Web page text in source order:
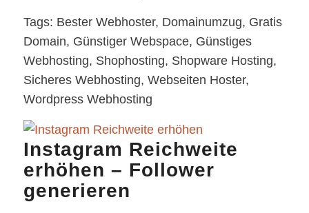
Tags: Bester Webhoster, Domainumzug, Gratis
Domain, Günstiger Webspace, Günstiges
Webhosting, Shophosting, Shopware Hosting,
Sicheres Webhosting, Webseiten Hoster,
Wordpress Webhosting
Instagram Reichweite
erhöhen – Follower
generieren